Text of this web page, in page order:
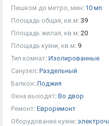
Пешком до метро, мин: 10 мп
Площадь общая, кв.м: 39
Площадь жилая, кв.м: 20
Площадь кухни, кв.м: 9
Тип комнат: Изолированные
Санузел: Раздельный
Балкон:Лоджия
Окна выходят: Во двор
Ремонт: Евроремонт
Оборудование кухни: